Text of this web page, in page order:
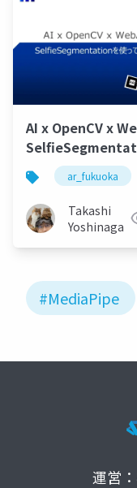
AI x OpenCV x
を使ってみよう
ar_fukuoka
Takashi
Yoshinaga
#MediaPipe
運営